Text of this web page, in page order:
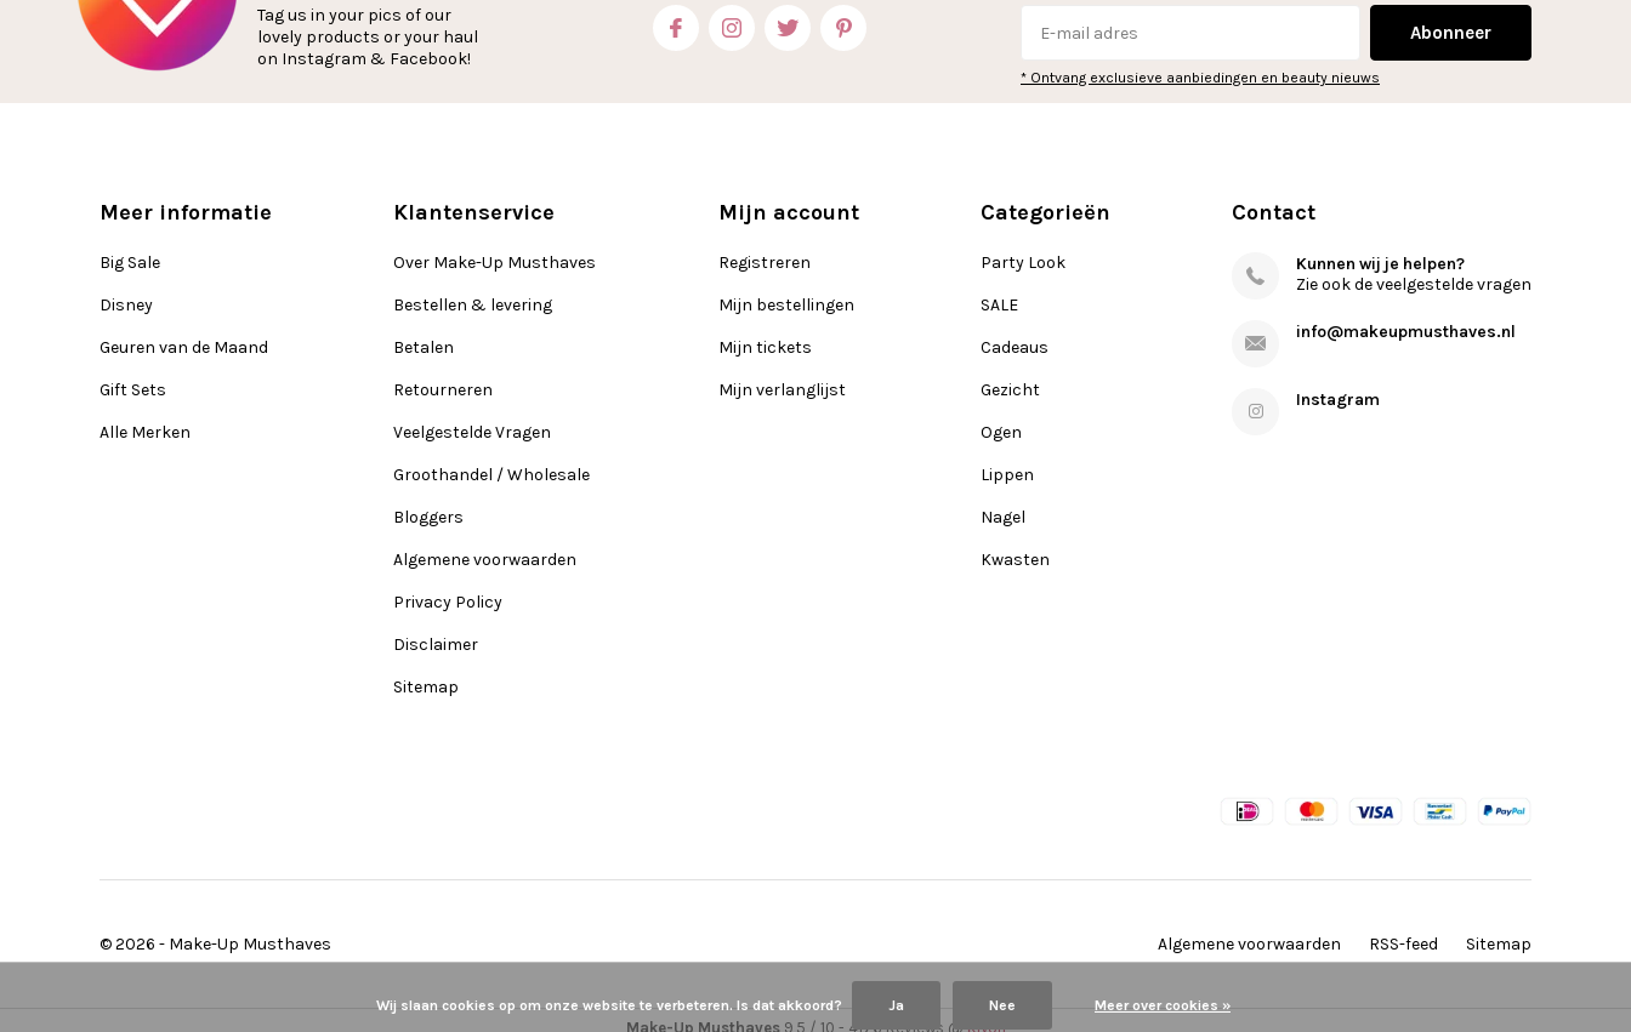
Tag us in your pics of our
lovely products or your haul
on Instagram & Facebook!
Abonneer
* Ontvang exclusieve aanbiedingen en beauty nieuws
Meer informatie
Big Sale
Disney
Geuren van de Maand
Gift Sets
Alle Merken
Klantenservice
Over Make-Up Musthaves
Bestellen & levering
Betalen
Retourneren
Veelgestelde Vragen
Groothandel / Wholesale
Bloggers
Algemene voorwaarden
Privacy Policy
Disclaimer
Sitemap
Mijn account
Registreren
Mijn bestellingen
Mijn tickets
Mijn verlanglijst
Categorieën
Party Look
SALE
Cadeaus
Gezicht
Ogen
Lippen
Nagel
Kwasten
Contact
Kunnen wij je helpen?
Zie ook de veelgestelde vragen
info@makeupmusthaves.nl
Instagram
© 2026 - Make-Up Musthaves Algemene voorwaarden RSS-feed Sitemap
Make-Up Musthaves9,5 / 10 - 4176Reviews @Kiyoh
Wij slaan cookies op om onze website te verbeteren. Is dat akkoord? Ja Nee Meer over cookies »